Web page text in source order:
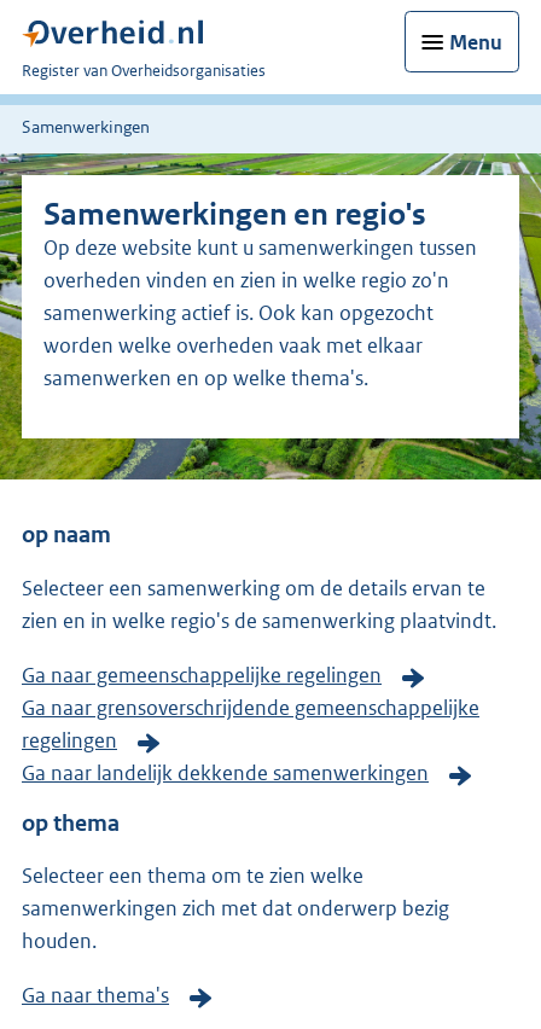
Menu
U
bent
nu
Register van Overheidsorganisaties
Samenwerkingen
Samenwerkingen en regio's
Op deze website kunt u samenwerkingen tussen
overheden vinden en zien in welke regio zo'n
samenwerking actief is. Ook kan opgezocht
worden welke overheden vaak met elkaar
samenwerken en op welke thema's.
op naam
Selecteer een samenwerking om de details ervan te
zien en in welke regio's de samenwerking plaatvindt.
Ga naar gemeenschappelijke regelingen
Ga naar grensoverschrijdende gemeenschappelijke
regelingen
Ga naar landelijk dekkende samenwerkingen
op thema
Selecteer een thema om te zien welke
samenwerkingen zich met dat onderwerp bezig
houden.
Ga naar thema's